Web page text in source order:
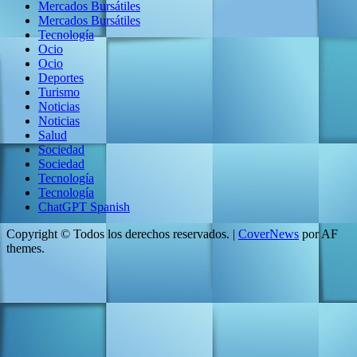
Mercados Bursátiles
Mercados Bursátiles
Tecnología
Ocio
Ocio
Deportes
Turismo
Noticias
Noticias
Salud
Sociedad
Sociedad
Tecnología
Tecnología
ChatGPT Spanish
Copyright © Todos los derechos reservados. | CoverNews por AF
themes.